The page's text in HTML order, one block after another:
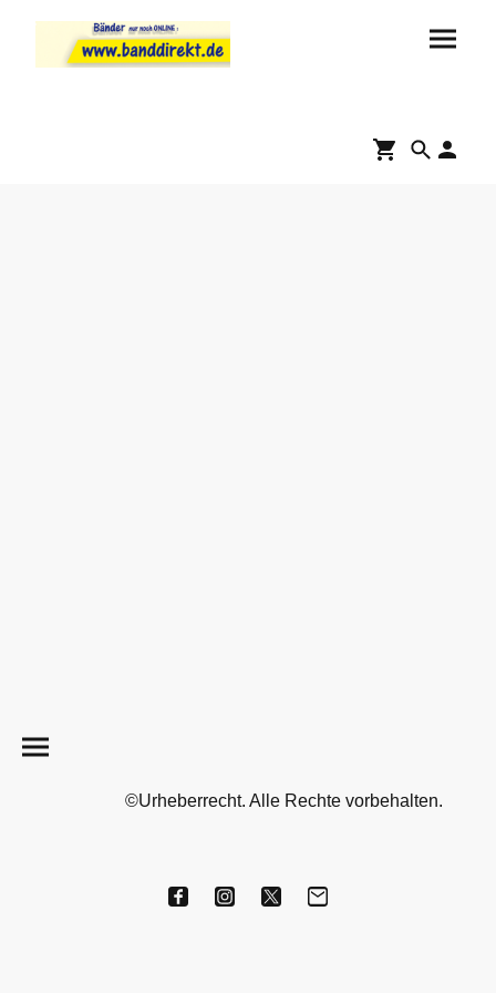
©Urheberrecht. Alle Rechte vorbehalten.